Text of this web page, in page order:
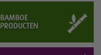
BAMBOE
PRODUCTEN